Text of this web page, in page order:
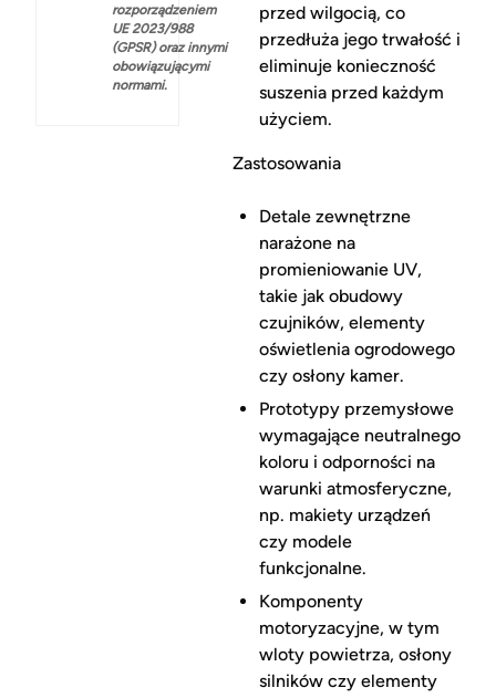
rozporządzeniem
UE 2023/988
(GPSR) oraz innymi
obowiązującymi
normami.
przed wilgocią, co
przedłuża jego trwałość i
eliminuje konieczność
suszenia przed każdym
użyciem.
Zastosowania
Detale zewnętrzne
narażone na
promieniowanie UV,
takie jak obudowy
czujników, elementy
oświetlenia ogrodowego
czy osłony kamer.
Prototypy przemysłowe
wymagające neutralnego
koloru i odporności na
warunki atmosferyczne,
np. makiety urządzeń
czy modele
funkcjonalne.
Komponenty
motoryzacyjne, w tym
wloty powietrza, osłony
silników czy elementy